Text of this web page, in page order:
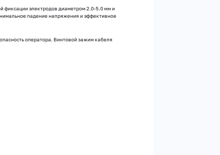
фиксации электродов диаметром 2.0-5.0 мм и
падение напряжения и эффективное
оператора. Винтовой зажим кабеля